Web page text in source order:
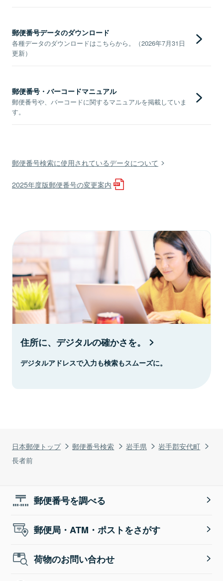
日本郵便トップ 郵便番号検索 岩手県
岩手郡安代町
長者前
郵便番号データのダウンロード
各種データのダウンロードはこちらから。（2026年7月31日
更新）
郵便番号・バーコードマニュアル
郵便番号や、バーコードに関するマニュアルを掲載していま
す。
郵便番号検索に使用されているデータについて
2025年度版郵便番号の変更案内
住所に、デジタルの確かさを。
デジタルアドレスで入力も検索もスムーズに。
郵便番号を調べる
郵便局・ATM・ポストをさがす
荷物のお問い合わせ